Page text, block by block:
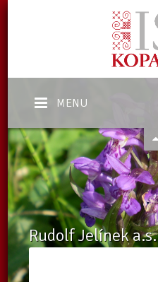
MENU
Rudolf Jelínek a.s.